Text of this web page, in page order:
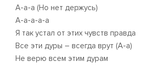
А-а-а (Но нет держусь)
А-а-а-а-а
Я так устал от этих чувств правда
Все эти дуры – всегда врут (А-а)
Не верю всем этим дурам